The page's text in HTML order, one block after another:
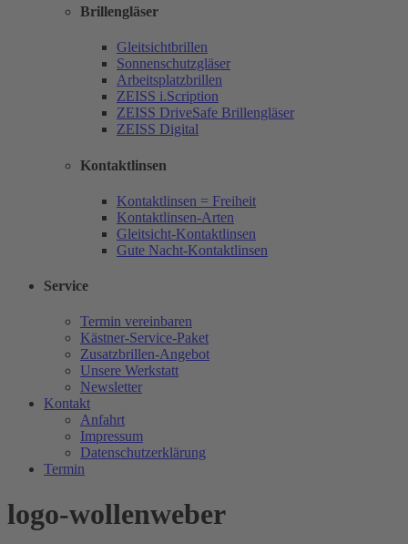
Brillengläser
Gleitsichtbrillen
Sonnenschutzgläser
Arbeitsplatzbrillen
ZEISS i.Scription
ZEISS DriveSafe Brillengläser
ZEISS Digital
Kontaktlinsen
Kontaktlinsen = Freiheit
Kontaktlinsen-Arten
Gleitsicht-Kontaktlinsen
Gute Nacht-Kontaktlinsen
Service
Termin vereinbaren
Kästner-Service-Paket
Zusatzbrillen-Angebot
Unsere Werkstatt
Newsletter
Kontakt
Anfahrt
Impressum
Datenschutzerklärung
Termin
logo-wollenweber